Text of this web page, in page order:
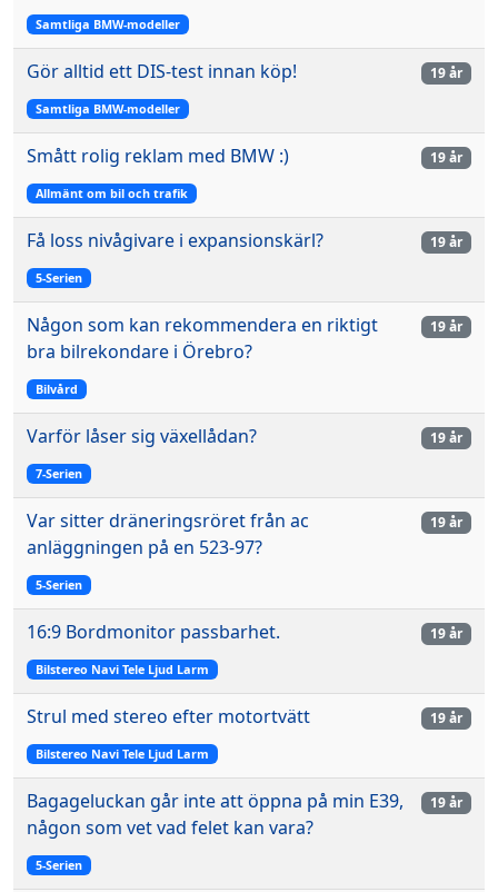
Samtliga BMW-modeller
Gör alltid ett DIS-test innan köp!
Samtliga BMW-modeller
19 år
Smått rolig reklam med BMW :)
Allmänt om bil och trafik
19 år
Få loss nivågivare i expansionskärl?
5-Serien
19 år
Någon som kan rekommendera en riktigt
bra bilrekondare i Örebro?
Bilvård
19 år
Varför låser sig växellådan?
7-Serien
19 år
Var sitter dräneringsröret från ac
anläggningen på en 523-97?
5-Serien
19 år
16:9 Bordmonitor passbarhet.
Bilstereo Navi Tele Ljud Larm
19 år
Strul med stereo efter motortvätt
Bilstereo Navi Tele Ljud Larm
19 år
Bagageluckan går inte att öppna på min E39,
någon som vet vad felet kan vara?
5-Serien
19 år